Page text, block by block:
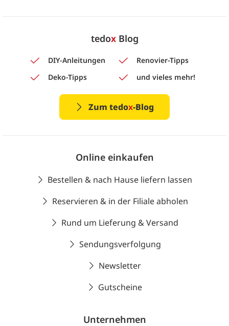
tedoxBlog
DIY-Anleitungen
Renovier-Tipps
Deko-Tipps
und vieles mehr!
Zum tedox-Blog
Online einkaufen
Bestellen & nach Hause liefern lassen
Reservieren & in der Filiale abholen
Rund um Lieferung & Versand
Sendungsverfolgung
Newsletter
Gutscheine
Unternehmen